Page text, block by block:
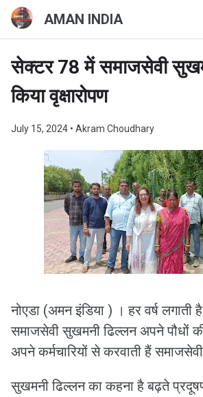
AMAN INDIA
सेक्टर 78 में समाजसेवी
किया वृक्षारोपण
July 15, 2024 • Akram Choudhary
नोएडा (अमन इंडिया ) । हर वर्ष लगाती
समाजसेवी सुखमनी ढिल्लन अपने पौधों
अपने कर्मचारियों से करवाती हैं
सुखमनी ढिल्लन का कहना है बढ़ते